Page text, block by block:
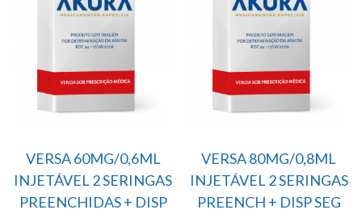
VERSA 60MG/0,6ML
INJETÁVEL 2 SERINGAS
PREENCHIDAS + DISP
VERSA 80MG/0,8ML
INJETÁVEL 2 SERINGAS
PREENCH + DISP SEG